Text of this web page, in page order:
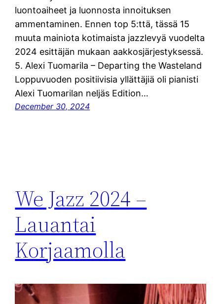
luontoaiheet ja luonnosta innoituksen
ammentaminen. Ennen top 5:ttä, tässä 15
muuta mainiota kotimaista jazzlevyä vuodelta
2024 esittäjän mukaan aakkosjärjestyksessä.
5. Alexi Tuomarila – Departing the Wasteland
Loppuvuoden positiivisia yllättäjiä oli pianisti
Alexi Tuomarilan neljäs Edition…
December 30, 2024
We Jazz 2024 –
Lauantai
Korjaamolla